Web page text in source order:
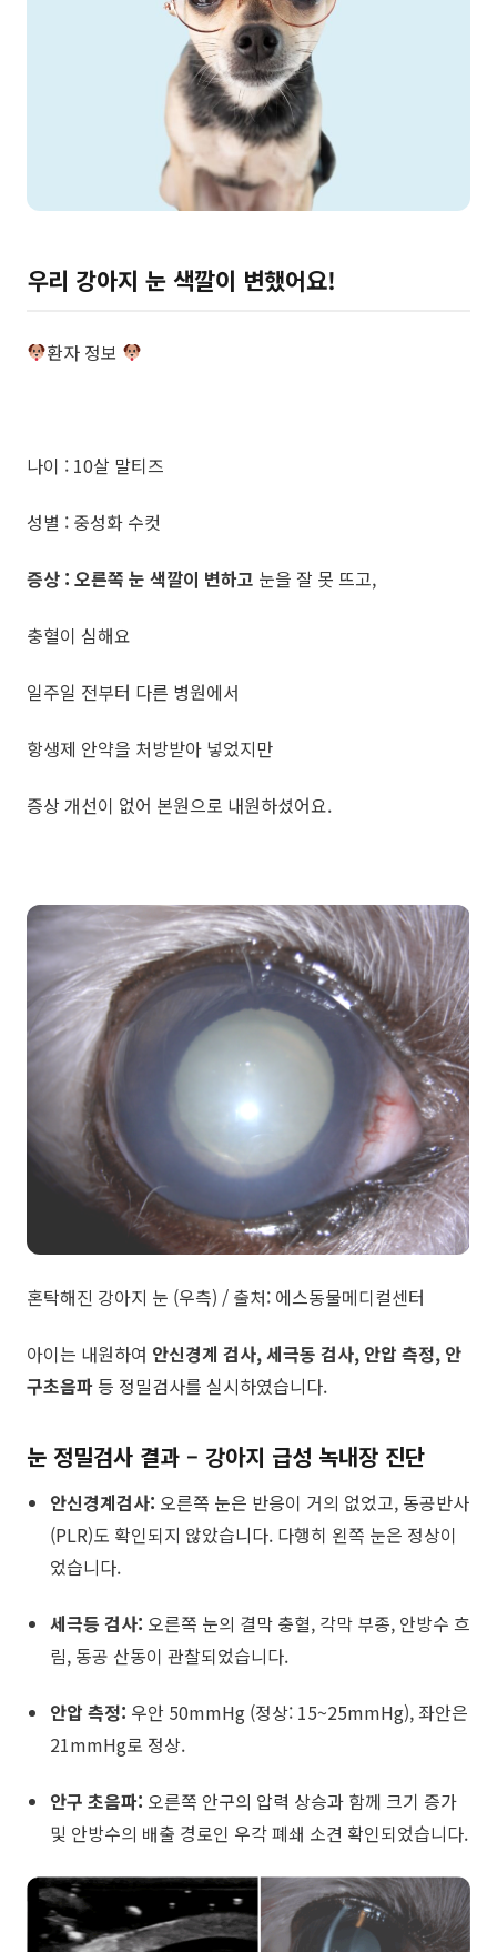
우리 강아지 눈 색깔이 변했어요!
환자 정보
나이 : 10살 말티즈
성별 : 중성화 수컷
증상 : 오른쪽 눈 색깔이 변하고 눈을 잘 못 뜨고,
충혈이 심해요
일주일 전부터 다른 병원에서
항생제 안약을 처방받아 넣었지만
증상 개선이 없어 본원으로 내원하셨어요.
​혼탁해진 강아지 눈 (우측) / 출처: 에스동물메디컬센터
​아이는 내원하여 안신경계 검사, 세극동 검사, 안압 측정, 안
구초음파 등 정밀검사를 실시하였습니다.
눈 정밀검사 결과 – 강아지 급성 녹내장 진단
안신경계검사: 오른쪽 눈은 반응이 거의 없었고, 동공반사
(PLR)도 확인되지 않았습니다. 다행히 왼쪽 눈은 정상이
었습니다.
세극등 검사: 오른쪽 눈의 결막 충혈, 각막 부종, 안방수 흐
림, 동공 산동이 관찰되었습니다.
안압 측정: 우안 50mmHg (정상: 15~25mmHg), 좌안은
21mmHg로 정상.
안구 초음파: 오른쪽 안구의 압력 상승과 함께 크기 증가
및 안방수의 배출 경로인 우각 폐쇄 소견 확인되었습니다.